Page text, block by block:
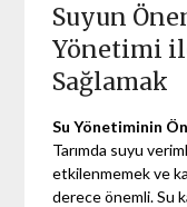
Suyun
Yönetimi
Sağlamak
Su Yönetiminin
Tarımda suyu
etkilenmemek ve
derece önemli. Su